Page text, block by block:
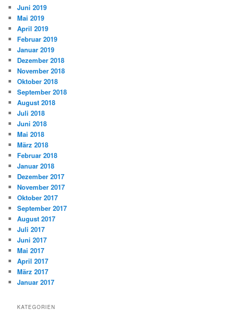
Juni 2019
Mai 2019
April 2019
Februar 2019
Januar 2019
Dezember 2018
November 2018
Oktober 2018
September 2018
August 2018
Juli 2018
Juni 2018
Mai 2018
März 2018
Februar 2018
Januar 2018
Dezember 2017
November 2017
Oktober 2017
September 2017
August 2017
Juli 2017
Juni 2017
Mai 2017
April 2017
März 2017
Januar 2017
KATEGORIEN